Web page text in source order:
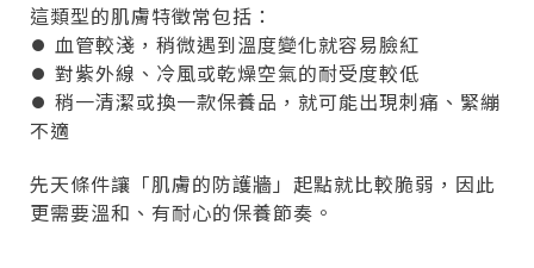
這類型的肌膚特徵常包括：
⏺︎ 血管較淺，稍微遇到溫度變化就容易臉紅
⏺︎ 對紫外線、冷風或乾燥空氣的耐受度較低
⏺︎ 稍一清潔或換一款保養品，就可能出現刺痛、緊繃
不適
先天條件讓「肌膚的防護牆」起點就比較脆弱，因此
更需要溫和、有耐心的保養節奏。